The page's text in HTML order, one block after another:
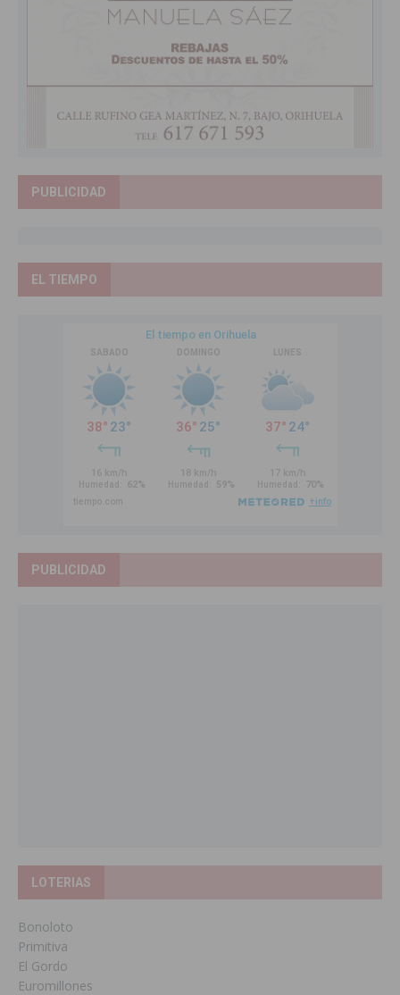
PUBLICIDAD
EL TIEMPO
PUBLICIDAD
LOTERIAS
Bonoloto
Primitiva
El Gordo
Euromillones